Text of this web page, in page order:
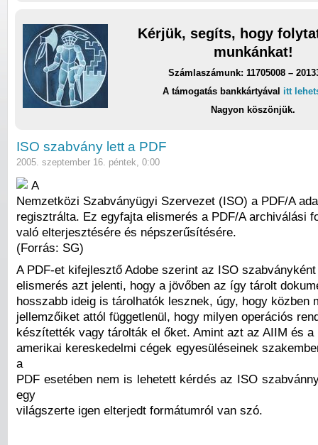
Kérjük, segíts, hogy
munkánkat!
Számlaszámunk: 11705008 –
A támogatás bankkártyával itt
Nagyon köszönjük.
ISO szabvány lett a PDF
2005. szeptember 16. péntek, 0:00
A
Nemzetközi Szabványügyi Szervezet (ISO) a PDF/A
regisztrálta. Ez egyfajta elismerés a PDF/A archiválási
való elterjesztésére és népszerűsítésére.
(Forrás: SG)
A PDF-et kifejlesztő Adobe szerint az ISO
elismerés azt jelenti, hogy a jövőben az így tárolt
hosszabb ideig is tárolhatók lesznek, úgy, hogy közben
jellemzőiket attól függetlenül, hogy milyen operációs
készítették vagy tárolták el őket. Amint azt az AIIM és a
amerikai kereskedelmi cégek egyesüléseinek
a
PDF esetében nem is lehetett kérdés az ISO
egy
világszerte igen elterjedt formátumról van szó.